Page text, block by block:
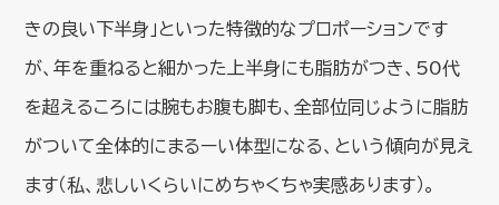
きの良い下半身」といった特徴的なプロポーションです
が、年を重ねると細かった上半身にも脂肪がつき、50代
を超えるころには腕もお腹も脚も、全部位同じように脂肪
がついて全体的にまるーい体型になる、という傾向が見え
ます（私、悲しいくらいにめちゃくちゃ実感あります）。